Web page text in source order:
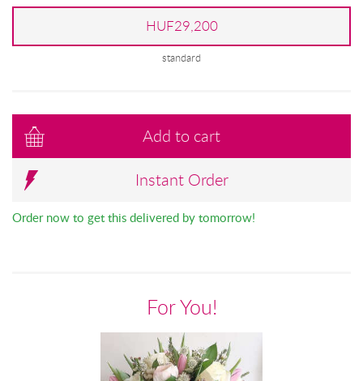
HUF29,200
standard
Add to cart
Instant Order
Order now to get this delivered by tomorrow!
For You!